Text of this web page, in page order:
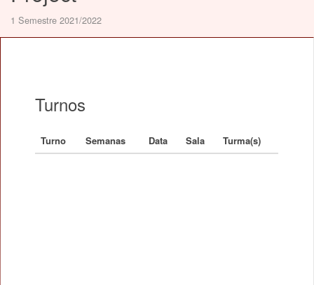
1 Semestre 2021/2022
Turnos
Turno Semanas Data Sala Turma(s)